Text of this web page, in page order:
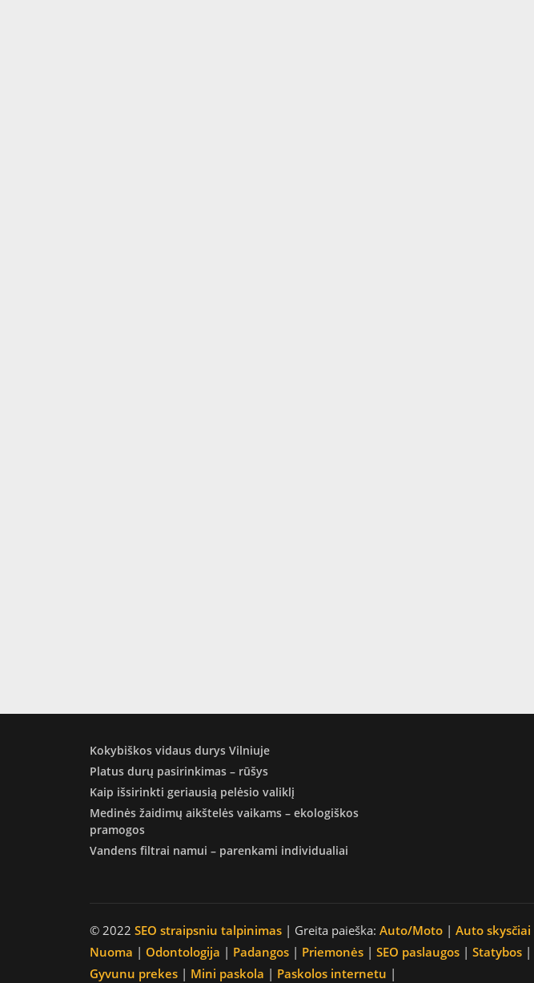
Kokybiškos vidaus durys Vilniuje
Platus durų pasirinkimas – rūšys
Kaip išsirinkti geriausią pelėsio valiklį
Medinės žaidimų aikštelės vaikams – ekologiškos
pramogos
Vandens filtrai namui – parenkami individualiai
© 2022 SEO straipsniu talpinimas | Greita paieška: Auto/Moto | Auto skysčiai
Nuoma | Odontologija | Padangos | Priemonės | SEO paslaugos | Statybos |
Gyvunu prekes | Mini paskola | Paskolos internetu |